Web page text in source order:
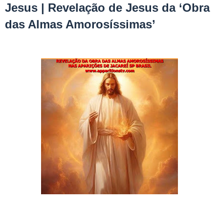
Jesus | Revelação de Jesus da ‘Obra
das Almas Amorosíssimas’